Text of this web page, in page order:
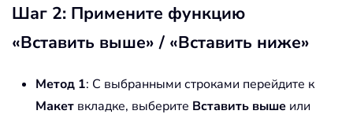
Шаг 2: Примените функцию
«Вставить выше» / «Вставить ниже»
Метод 1: С выбранными строками перейдите к
Макет вкладке, выберите Вставить выше или